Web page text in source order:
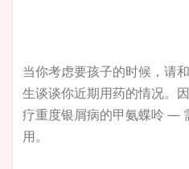
当你考虑要孩子的时候，请
生谈谈你近期用药的情况。
疗重度银屑病的甲氨蝶呤 —
用。